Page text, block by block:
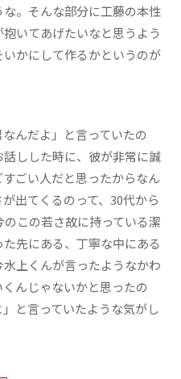
。そんな部分に工藤の本性
いてあげたいなと思うよう
かにして作るかというのが
んだよ」と言っていたの
しした時に、彼が非常に誠
ごい人だと思ったからなん
出てくるのって、30代から
この若さ故に持っている潔
先にある、丁寧な中にある
上くんが言ったようなかわ
んじゃないかと思ったの
と言っていたような気がし